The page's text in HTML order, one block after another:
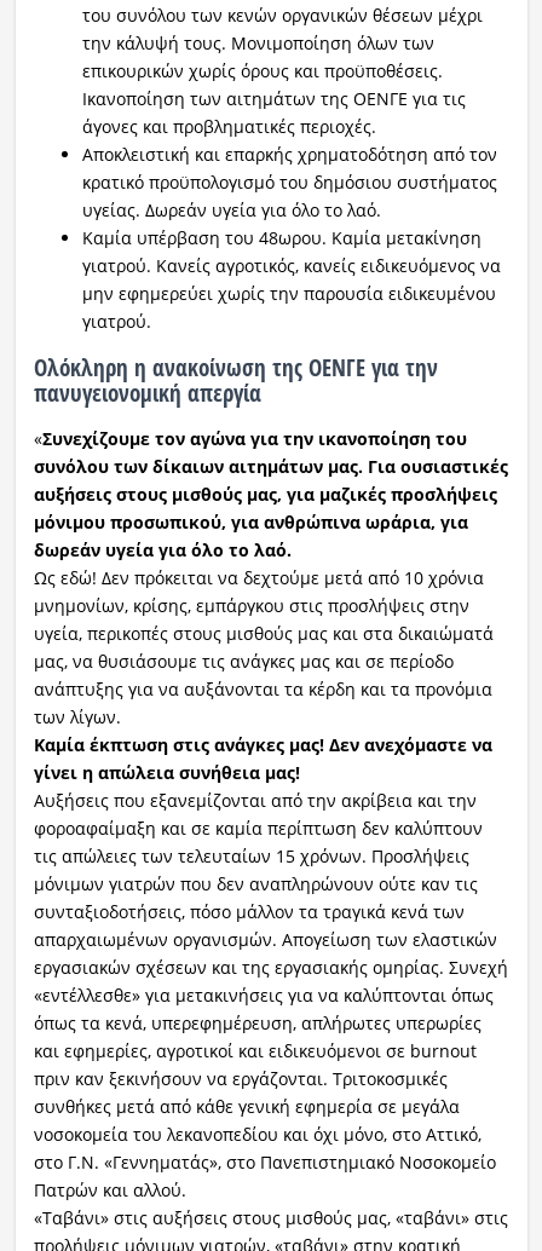
του συνόλου των κενών οργανικών θέσεων μέχρι
την κάλυψή τους. Μονιμοποίηση όλων των
επικουρικών χωρίς όρους και προϋποθέσεις.
Ικανοποίηση των αιτημάτων της ΟΕΝΓΕ για τις
άγονες και προβληματικές περιοχές.
Αποκλειστική και επαρκής χρηματοδότηση από τον
κρατικό προϋπολογισμό του δημόσιου συστήματος
υγείας. Δωρεάν υγεία για όλο το λαό.
Καμία υπέρβαση του 48ωρου. Καμία μετακίνηση
γιατρού. Κανείς αγροτικός, κανείς ειδικευόμενος να
μην εφημερεύει χωρίς την παρουσία ειδικευμένου
γιατρού.
Ολόκληρη η ανακοίνωση της ΟΕΝΓΕ για την
πανυγειονομική απεργία
«Συνεχίζουμε τον αγώνα για την ικανοποίηση του
συνόλου των δίκαιων αιτημάτων μας. Για ουσιαστικές
αυξήσεις στους μισθούς μας, για μαζικές προσλήψεις
μόνιμου προσωπικού, για ανθρώπινα ωράρια, για
δωρεάν υγεία για όλο το λαό.
Ως εδώ! Δεν πρόκειται να δεχτούμε μετά από 10 χρόνια
μνημονίων, κρίσης, εμπάργκου στις προσλήψεις στην
υγεία, περικοπές στους μισθούς μας και στα δικαιώματά
μας, να θυσιάσουμε τις ανάγκες μας και σε περίοδο
ανάπτυξης για να αυξάνονται τα κέρδη και τα προνόμια
των λίγων.
Καμία έκπτωση στις ανάγκες μας! Δεν ανεχόμαστε να
γίνει η απώλεια συνήθεια μας!
Αυξήσεις που εξανεμίζονται από την ακρίβεια και την
φοροαφαίμαξη και σε καμία περίπτωση δεν καλύπτουν
τις απώλειες των τελευταίων 15 χρόνων. Προσλήψεις
μόνιμων γιατρών που δεν αναπληρώνουν ούτε καν τις
συνταξιοδοτήσεις, πόσο μάλλον τα τραγικά κενά των
απαρχαιωμένων οργανισμών. Απογείωση των ελαστικών
εργασιακών σχέσεων και της εργασιακής ομηρίας. Συνεχή
«εντέλλεσθε» για μετακινήσεις για να καλύπτονται όπως
όπως τα κενά, υπερεφημέρευση, απλήρωτες υπερωρίες
και εφημερίες, αγροτικοί και ειδικευόμενοι σε burnout
πριν καν ξεκινήσουν να εργάζονται. Tριτοκοσμικές
συνθήκες μετά από κάθε γενική εφημερία σε μεγάλα
νοσοκομεία του λεκανοπεδίου και όχι μόνο, στο Αττικό,
στο Γ.Ν. «Γεννηματάς», στο Πανεπιστημιακό Νοσοκομείο
Πατρών και αλλού.
«Ταβάνι» στις αυξήσεις στους μισθούς μας, «ταβάνι» στις
προλήψεις μόνιμων γιατρών, «ταβάνι» στην κρατική